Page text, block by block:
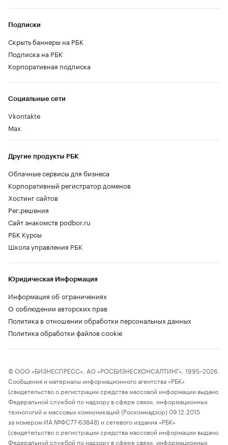
Социальные сети
Vkontakte
Max
Другие продукты РБК
Облачные сервисы для бизнеса
Корпоративный регистратор доменов
Хостинг сайтов
Рег.решения
Сайт знакомств podbor.ru
РБК Курсы
Школа управления РБК
Подписки
Скрыть баннеры на РБК
Подписка на РБК
Корпоративная подписка
Юридическая Информация
Информация об ограничениях
О соблюдении авторских прав
Политика в отношении обработки персональных данных
Политика обработки файлов cookie
© ООО «БИЗНЕСПРЕСС», АО «РОСБИЗНЕСКОНСАЛТИНГ», 1995–2026.
Сообщения и материалы информационного агентства «РБК»
(свидетельство о регистрации средства массовой информации выдано
Федеральной службой по надзору в сфере связи, информационных
технологий и массовых коммуникаций (Роскомнадзор) 09.12.2015
за номером ИА №ФС77-63848) и сетевого издания «РБК»
(свидетельство о регистрации средства массовой информации выдано
Федеральной службой по надзору в сфере связи, информационных